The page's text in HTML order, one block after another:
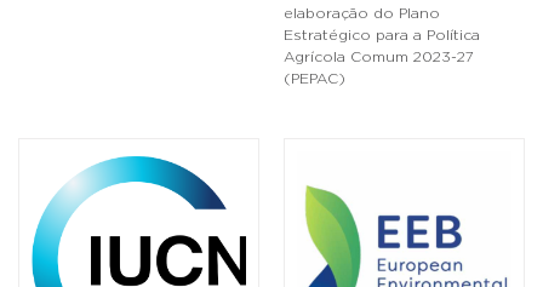
elaboração do Plano
Estratégico para a Política
Agrícola Comum 2023-27
(PEPAC)